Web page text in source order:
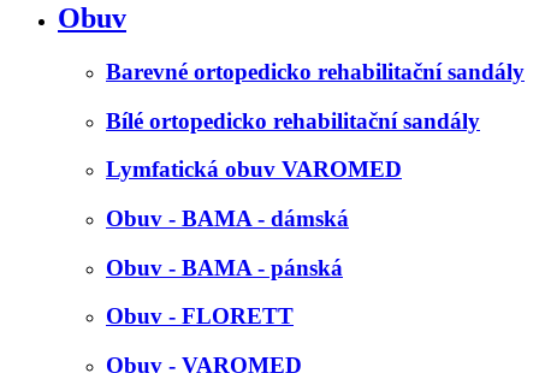
Obuv
Barevné ortopedicko rehabilitační sandály
Bílé ortopedicko rehabilitační sandály
Lymfatická obuv VAROMED
Obuv - BAMA - dámská
Obuv - BAMA - pánská
Obuv - FLORETT
Obuv - VAROMED